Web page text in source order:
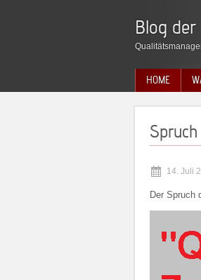
Blog
HOME
Spruch
14. Juli
Der Spruch